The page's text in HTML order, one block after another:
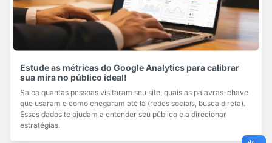
Estude as métricas do Google Analytics para calibrar
sua mira no público ideal!
Saiba quantas pessoas visitaram seu site, quais as palavras-chave
que usaram e como chegaram até lá (redes sociais, busca direta).
Esses dados te ajudam a entender seu público e a direcionar
estratégias.